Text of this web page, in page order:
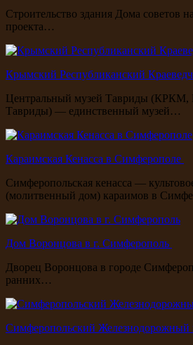
Строительство здания Дома советов
проекта…
Крымский Республиканский
Центральный музей Тавриды (КРКМ,
Тавриды) — единственный музей…
Караимская Кенасса в Симферополе
Симферопольская кенасса —
(молитвенный дом) караимов в
Дом Воронцова в г. Симферополь
Дворец Воронцова в городе
ранних…
Симферопольский Железнодорожный